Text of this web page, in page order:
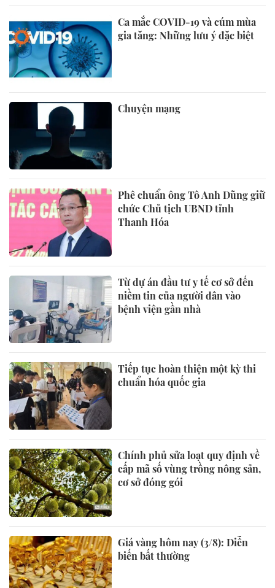
Ca mắc COVID-19 và cúm mùa
gia tăng: Những lưu ý đặc biệt
Chuyện mạng
Phê chuẩn ông Tô Anh Dũng giữ
chức Chủ tịch UBND tỉnh
Thanh Hóa
Từ dự án đầu tư y tế cơ sở đến
niềm tin của người dân vào
bệnh viện gần nhà
Tiếp tục hoàn thiện một kỳ thi
chuẩn hóa quốc gia
Chính phủ sửa loạt quy định về
cấp mã số vùng trồng nông sản,
cơ sở đóng gói
Giá vàng hôm nay (3/8): Diễn
biến bất thường